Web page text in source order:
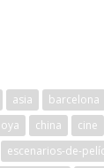
asia barcelona
china cine
escenarios-de-